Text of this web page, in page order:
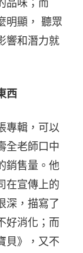
品味；而
明顯， 聽眾
響和潛力就
西
專輯，可以
全老師口中
銷售量。他
在宣傳上的
深，描寫了
好消化；而
貝》，又不